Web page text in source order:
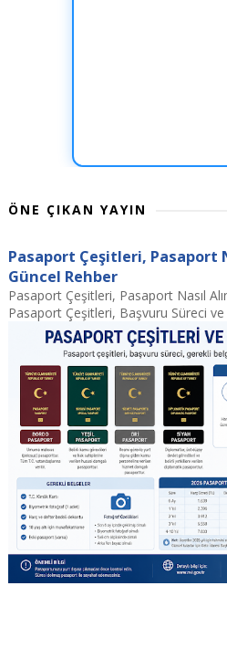
ÖNE ÇIKAN YAYIN
Pasaport Çeşitleri, Pasaport
Güncel Rehber
Pasaport Çeşitleri, Pasaport Nasıl
Pasaport Çeşitleri, Başvuru Süreci